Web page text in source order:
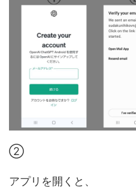
②
アプリを開くと、